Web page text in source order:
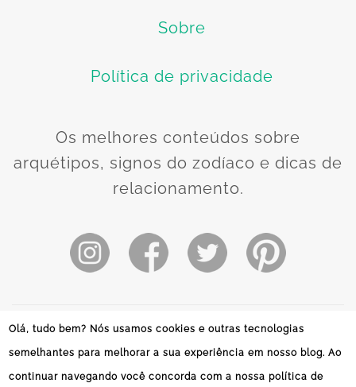
Olá, tudo bem? Nós usamos cookies e outras tecnologias
semelhantes para melhorar a sua experiência em nosso blog. Ao
continuar navegando você concorda com a nossa política de
Sobre
Política de privacidade
Os melhores conteúdos sobre
arquétipos, signos do zodíaco e dicas de
relacionamento.
O uso deste site está sujeito aos termos e
condições dosTermos e Política de privacidade.